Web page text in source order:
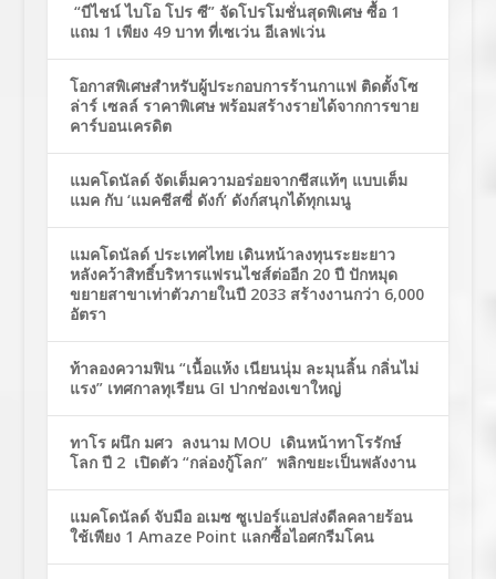
“บีไชน์ ไบโอ โปร ซี” จัดโปรโมชั่นสุดพิเศษ ซื้อ 1
แถม 1 เพียง 49 บาท ที่เซเว่น อีเลฟเว่น
โอกาสพิเศษสำหรับผู้ประกอบการร้านกาแฟ ติดตั้งโซ
ล่าร์ เซลล์ ราคาพิเศษ พร้อมสร้างรายได้จากการขาย
คาร์บอนเครดิต
แมคโดนัลด์ จัดเต็มความอร่อยจากชีสแท้ๆ แบบเต็ม
แมค กับ ‘แมคชีสซี่ ดังก์’ ดังก์สนุกได้ทุกเมนู
แมคโดนัลด์ ประเทศไทย เดินหน้าลงทุนระยะยาว
หลังคว้าสิทธิ์บริหารแฟรนไชส์ต่ออีก 20 ปี ปักหมุด
ขยายสาขาเท่าตัวภายในปี 2033 สร้างงานกว่า 6,000
อัตรา
ท้าลองความฟิน “เนื้อแห้ง เนียนนุ่ม ละมุนลิ้น กลิ่นไม่
แรง” เทศกาลทุเรียน GI ปากช่องเขาใหญ่
ทาโร ผนึก มศว ลงนาม MOU เดินหน้าทาโรรักษ์
โลก ปี 2 เปิดตัว “กล่องกู้โลก” พลิกขยะเป็นพลังงาน
แมคโดนัลด์ จับมือ อเมซ ซูเปอร์แอปส่งดีลคลายร้อน
ใช้เพียง 1 Amaze Point แลกซื้อไอศกรีมโคน